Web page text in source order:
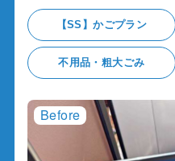
【SS】かごプラン
不用品・粗大ごみ